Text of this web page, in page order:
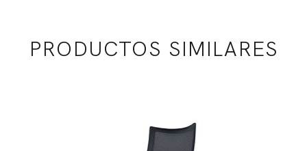
PRODUCTOS SIMILARES